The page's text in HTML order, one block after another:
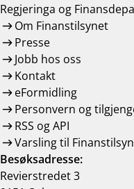
Regjeringa og
Om Finanstilsynet
Presse
Jobb hos oss
Kontakt
eFormidling
Personvern og
RSS og API
Varsling til
Besøksadresse:
Revierstredet 3